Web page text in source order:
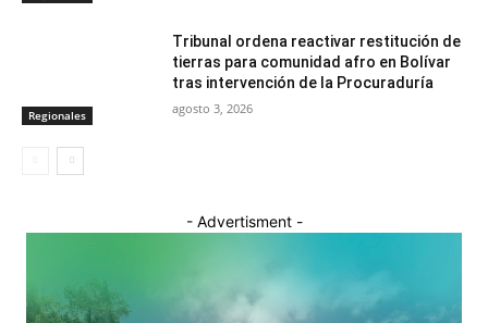
Regionales
Tribunal ordena reactivar restitución de
tierras para comunidad afro en Bolívar
tras intervención de la Procuraduría
agosto 3, 2026
- Advertisment -